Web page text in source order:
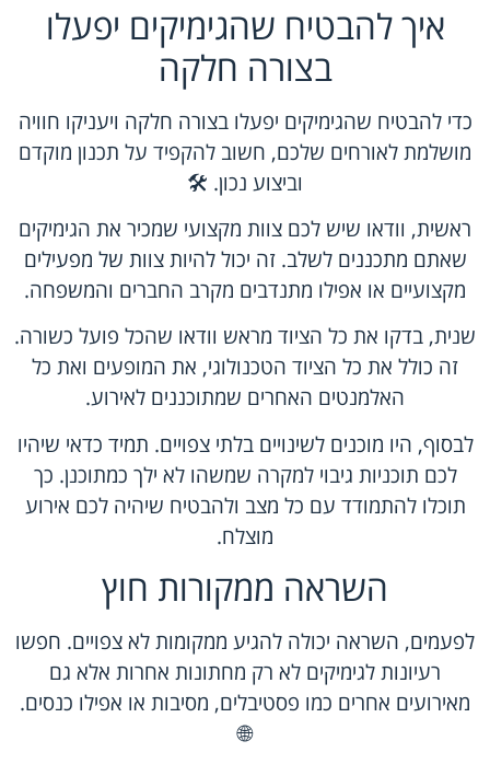
איך להבטיח שהגימיקים יפעלו
בצורה חלקה
כדי להבטיח שהגימיקים יפעלו בצורה חלקה ויעניקו חוויה
מושלמת לאורחים שלכם, חשוב להקפיד על תכנון מוקדם
וביצוע נכון. 🛠
ראשית, וודאו שיש לכם צוות מקצועי שמכיר את הגימיקים
שאתם מתכננים לשלב. זה יכול להיות צוות של מפעילים
מקצועיים או אפילו מתנדבים מקרב החברים והמשפחה.
שנית, בדקו את כל הציוד מראש וודאו שהכל פועל כשורה.
זה כולל את כל הציוד הטכנולוגי, את המופעים ואת כל
האלמנטים האחרים שמתוכננים לאירוע.
לבסוף, היו מוכנים לשינויים בלתי צפויים. תמיד כדאי שיהיו
לכם תוכניות גיבוי למקרה שמשהו לא ילך כמתוכנן. כך
תוכלו להתמודד עם כל מצב ולהבטיח שיהיה לכם אירוע
מוצלח.
השראה ממקורות חוץ
לפעמים, השראה יכולה להגיע ממקומות לא צפויים. חפשו
רעיונות לגימיקים לא רק מחתונות אחרות אלא גם
מאירועים אחרים כמו פסטיבלים, מסיבות או אפילו כנסים.
🌐